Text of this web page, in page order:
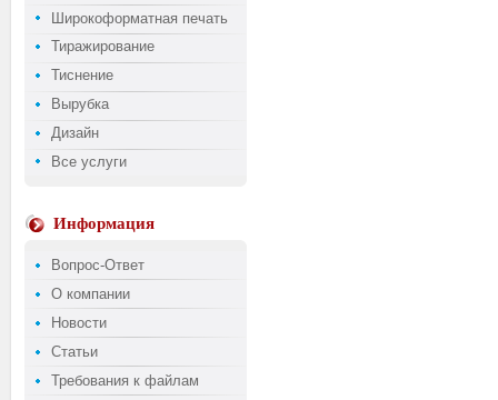
Широкоформатная печать
Тиражирование
Тиснение
Вырубка
Дизайн
Все услуги
Информация
Вопрос-Ответ
О компании
Новости
Статьи
Требования к файлам